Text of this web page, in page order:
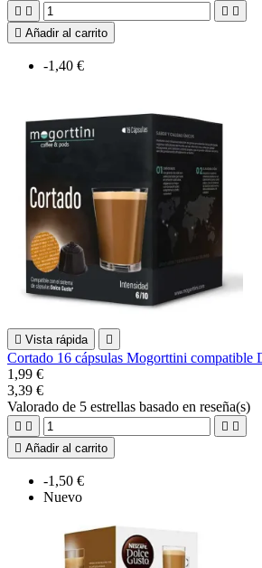
   
 Añadir al carrito
-1,40 €
 Vista rápida 
Cortado 16 cápsulas Mogorttini compatible
1,99 €
3,39 €
Valorado de 5 estrellas basado en reseña(s)
   
 Añadir al carrito
-1,50 €
Nuevo